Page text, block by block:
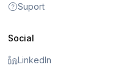
Suport
Social
LinkedIn